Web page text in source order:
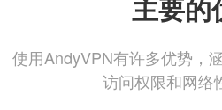
主要的
使用AndyVPN有许多优势，
访问权限和网络